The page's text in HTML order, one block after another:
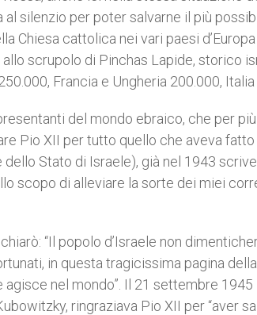
silenzio per poter salvarne il più
Chiesa cattolica nei vari paesi
scrupolo di Pinchas Lapide, storico
Francia e Ungheria 200.000, Italia
del mondo ebraico, che per
Pio XII per tutto quello che aveva
Stato di Israele), già nel 1943
scopo di alleviare la sorte dei miei
“Il popolo d’Israele non
in questa tragicissima pagina della
nel mondo”. Il 21 settembre
ringraziava Pio XII per “aver